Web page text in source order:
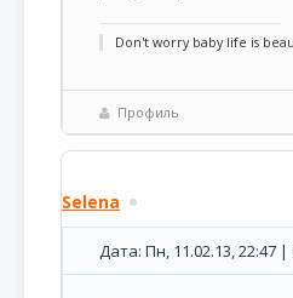
Don't worry baby life is
Профиль
Selena
Дата: Пн, 11.02.13, 22:47